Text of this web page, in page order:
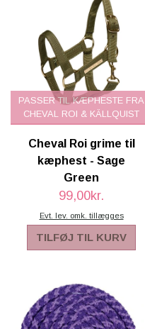
PASSER TIL KÆPHESTE FRA
CHEVAL ROI & KÄLLQUIST
Cheval Roi grime til
kæphest - Sage
Green
99,00kr.
Evt. lev. omk. tillægges
TILFØJ TIL KURV